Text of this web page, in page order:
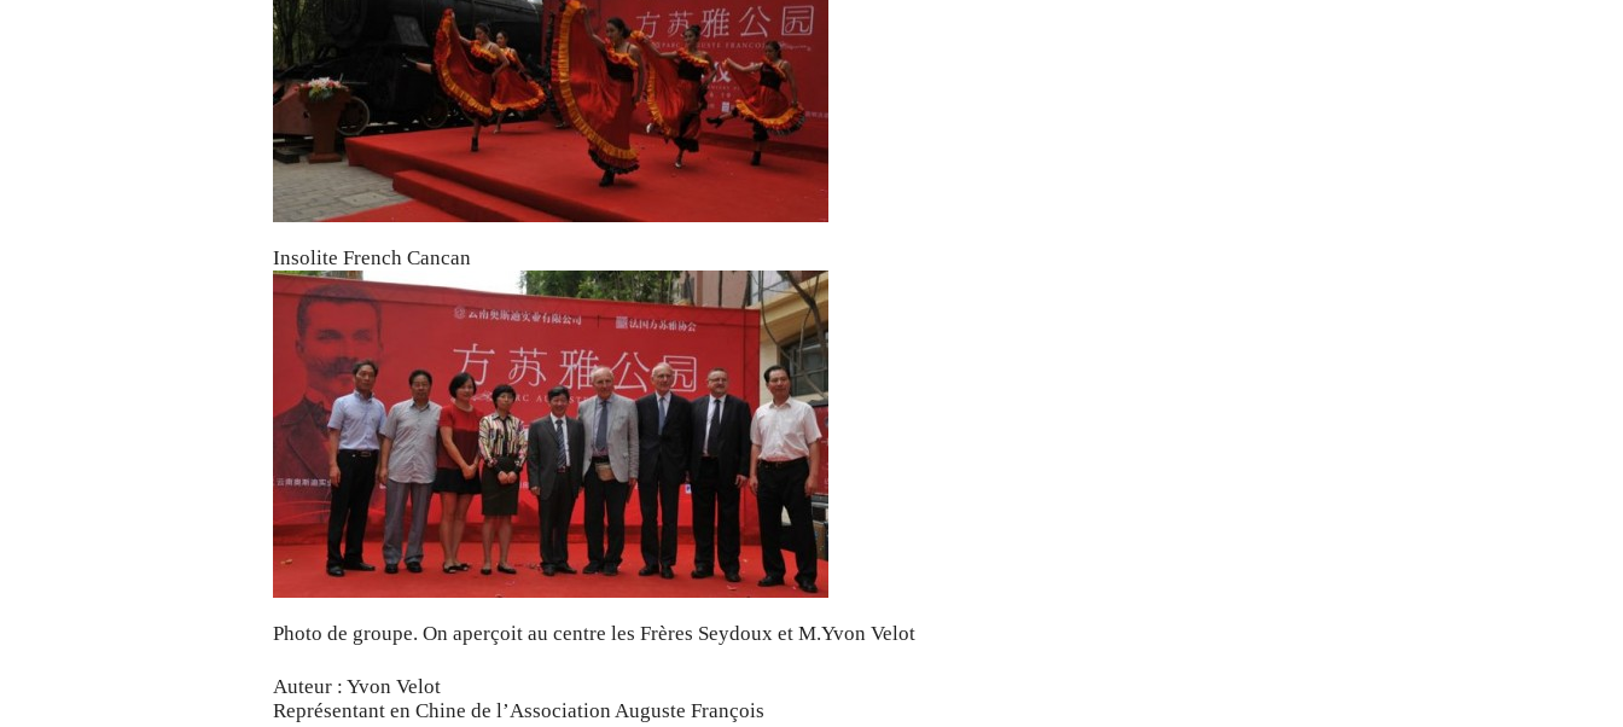
Insolite French Cancan
Photo de groupe. On aperçoit au centre les Frères Seydoux et M.Yvon Velot
Auteur : Yvon Velot
Représentant en Chine de l’Association Auguste François